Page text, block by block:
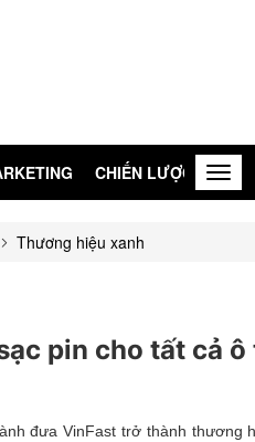
CHIẾN LƯỢC
Thương hiệu xanh
pin cho tất cả
đưa VinFast trở thành thương